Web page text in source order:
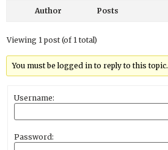
Author Posts
Viewing 1 post (of 1 total)
You must be logged in to reply to this topic.
Username:
Password: